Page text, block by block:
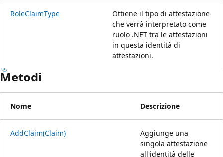
RoleClaimType
Ottiene il tipo di attestazione
che verrà interpretato come
ruolo .NET tra le attestazioni
in questa identità di
attestazioni.
Metodi
Nome Descrizione
AddClaim(Claim)
Aggiunge una
singola attestazione
all'identità delle